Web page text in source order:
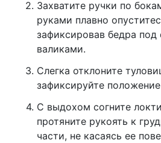
Захватите ручки по
руками плавно
зафиксировав бедра
валиками.
Слегка отклоните
зафиксируйте
С выдохом согните
протяните рукоять к
части, не касаясь ее